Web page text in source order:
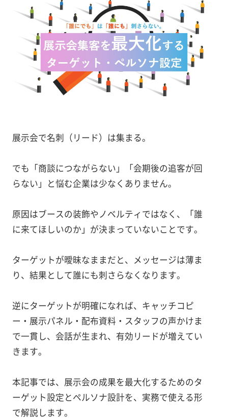
展示会で名刺（リード）は集まる。
でも「商談につながらない」「会期後の追客が回
らない」と悩む企業は少なくありません。
原因はブースの装飾やノベルティではなく、「誰
に来てほしいのか」が決まっていないことです。
ターゲットが曖昧なままだと、メッセージは薄ま
り、結果として誰にも刺さらなくなります。
逆にターゲットが明確になれば、キャッチコピ
ー・展示パネル・配布資料・スタッフの声かけま
で一貫し、会話が生まれ、有効リードが増えてい
きます。
本記事では、展示会の成果を最大化するためのタ
ーゲット設定とペルソナ設計を、実務で使える形
で解説します。